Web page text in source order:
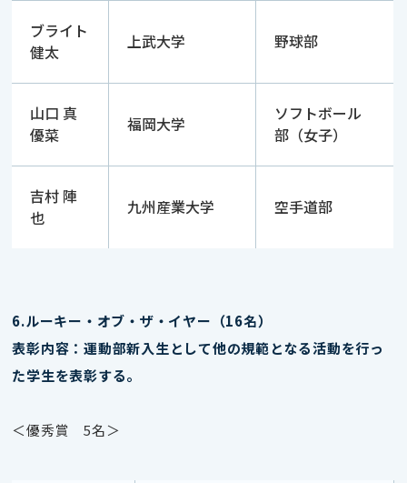
ブライト
健太
上武大学 野球部
山口 真
優菜
福岡大学
ソフトボール
部（女子）
吉村 陣
也
九州産業大学 空手道部
6.ルーキー・オブ・ザ・イヤー（16名）
表彰内容：運動部新入生として他の規範となる活動を行っ
た学生を表彰する。
＜優秀賞 5名＞